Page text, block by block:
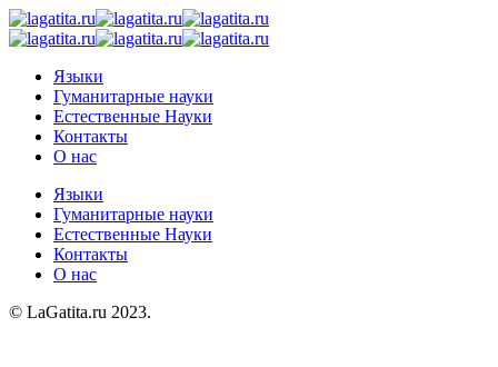
Языки
Гуманитарные науки
Естественные Науки
Контакты
О нас
Языки
Гуманитарные науки
Естественные Науки
Контакты
О нас
© LaGatita.ru 2023.